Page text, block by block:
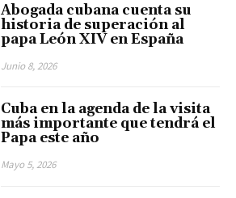
Abogada cubana cuenta su
historia de superación al
papa León XIV en España
Junio 8, 2026
Cuba en la agenda de la visita
más importante que tendrá el
Papa este año
Mayo 5, 2026